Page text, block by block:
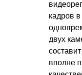
кадров
двух
вполне